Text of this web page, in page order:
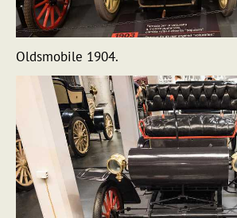
Oldsmobile 1904.